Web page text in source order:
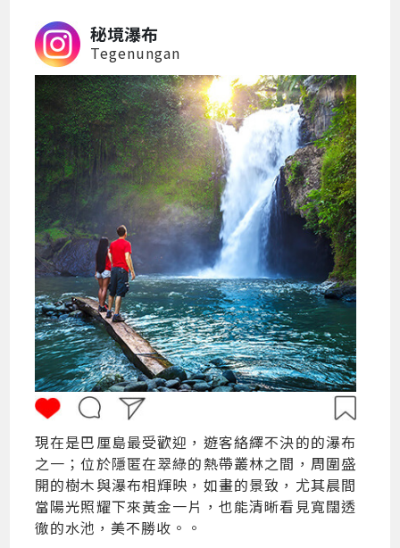
秘境瀑布
Tegenungan
現在是巴厘島最受歡迎，遊客絡繹不決的的瀑布
之一；位於隱匿在翠綠的熱帶叢林之間，周圍盛
開的樹木與瀑布相輝映，如畫的景致，尤其晨間
當陽光照耀下來黃金一片，也能清晰看見寬闊透
徹的水池，美不勝收。。